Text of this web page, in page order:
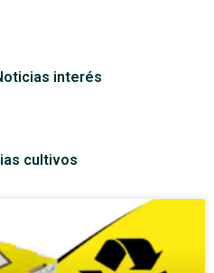
interés
cultivos